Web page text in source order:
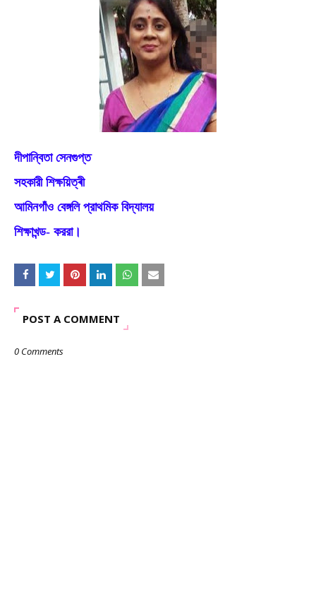
দীপান্বিতা সেনগুপ্ত
সহকারী শিক্ষয়িত্ৰী
আমিনগাঁও বেঙ্গলি প্রাথমিক বিদ্যালয়
শিক্ষাখন্ড- কররা।
POST A COMMENT
0 Comments